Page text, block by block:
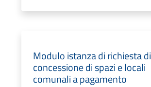
Modulo istanza di richiesta di
concessione di spazi e locali
comunali a pagamento